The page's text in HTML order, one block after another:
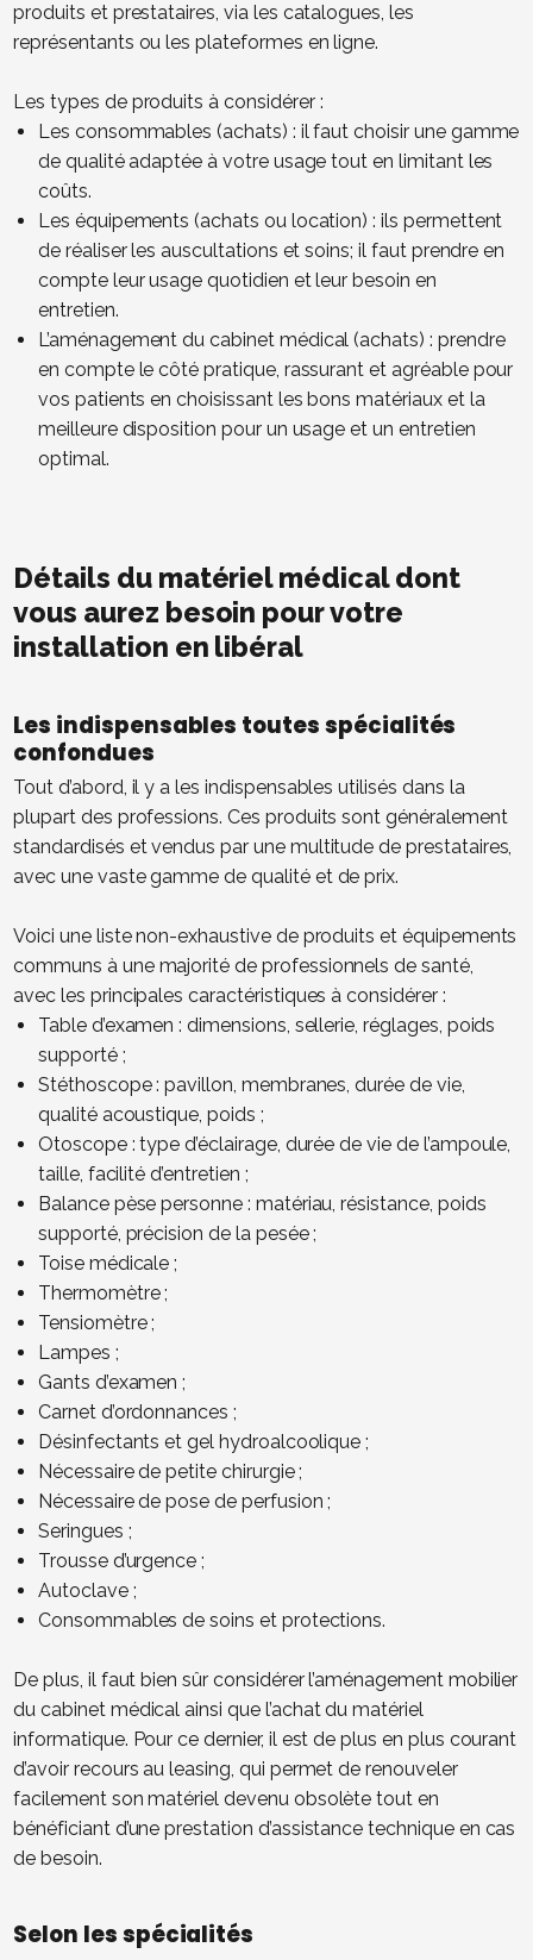
produits et prestataires, via les catalogues, les
représentants ou les plateformes en ligne.
Les types de produits à considérer :
Les consommables (achats) : il faut choisir une gamme
de qualité adaptée à votre usage tout en limitant les
coûts.
Les équipements (achats ou location) : ils permettent
de réaliser les auscultations et soins; il faut prendre en
compte leur usage quotidien et leur besoin en
entretien.
L’aménagement du cabinet médical (achats) : prendre
en compte le côté pratique, rassurant et agréable pour
vos patients en choisissant les bons matériaux et la
meilleure disposition pour un usage et un entretien
optimal.
Détails du matériel médical dont
vous aurez besoin pour votre
installation en libéral
Les indispensables toutes spécialités
confondues
Tout d’abord, il y a les indispensables utilisés dans la
plupart des professions. Ces produits sont généralement
standardisés et vendus par une multitude de prestataires,
avec une vaste gamme de qualité et de prix.
Voici une liste non-exhaustive de produits et équipements
communs à une majorité de professionnels de santé,
avec les principales caractéristiques à considérer :
Table d’examen : dimensions, sellerie, réglages, poids
supporté ;
Stéthoscope : pavillon, membranes, durée de vie,
qualité acoustique, poids ;
Otoscope : type d’éclairage, durée de vie de l’ampoule,
taille, facilité d’entretien ;
Balance pèse personne : matériau, résistance, poids
supporté, précision de la pesée ;
Toise médicale ;
Thermomètre ;
Tensiomètre ;
Lampes ;
Gants d’examen ;
Carnet d’ordonnances ;
Désinfectants et gel hydroalcoolique ;
Nécessaire de petite chirurgie ;
Nécessaire de pose de perfusion ;
Seringues ;
Trousse d’urgence ;
Autoclave ;
Consommables de soins et protections.
De plus, il faut bien sûr considérer l’aménagement mobilier
du cabinet médical ainsi que l’achat du matériel
informatique. Pour ce dernier, il est de plus en plus courant
d’avoir recours au leasing, qui permet de renouveler
facilement son matériel devenu obsolète tout en
bénéficiant d’une prestation d’assistance technique en cas
de besoin.
Selon les spécialités